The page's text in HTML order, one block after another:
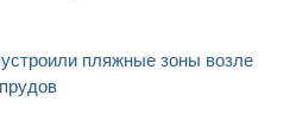
пляжные зоны возле